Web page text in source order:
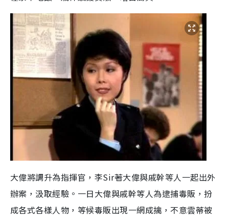
大偉將調升為指揮官，李Sir著大偉與戚幹等人一起出外
辦案，汲取經驗。一日大偉與戚幹等人為逮捕毒販，扮
成各式各樣人物，等候毒販出現一網成擒，不意雲蒂被